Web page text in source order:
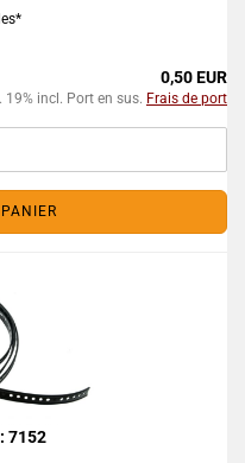
0,50 EUR
19% incl. Port en sus. Frais de port
7152